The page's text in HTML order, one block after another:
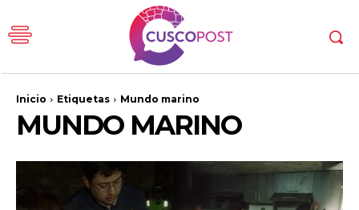
Inicio Etiquetas Mundo marino
MUNDO MARINO